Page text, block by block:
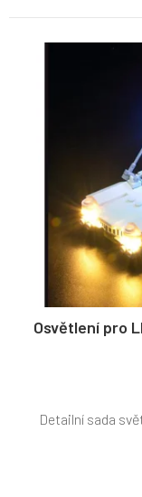
Osvětlení pro
Detailní sada